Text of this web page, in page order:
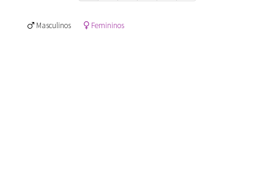
Masculinos Femininos